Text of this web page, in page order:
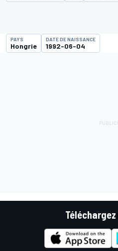
PAYS
Hongrie
DATE DE NAISSANCE
1992-06-04